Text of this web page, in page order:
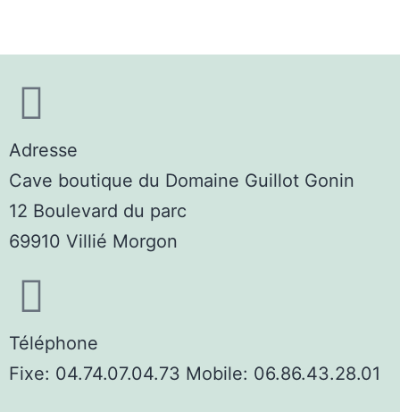
Adresse
Cave boutique du Domaine Guillot Gonin
12 Boulevard du parc
69910 Villié Morgon
Téléphone
Fixe: 04.74.07.04.73 Mobile: 06.86.43.28.01